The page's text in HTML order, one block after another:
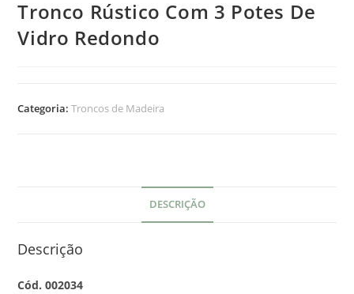
Tronco Rústico Com 3 Potes De
Vidro Redondo
Categoria:Troncos de Madeira
DESCRIÇÃO
Descrição
Cód. 002034